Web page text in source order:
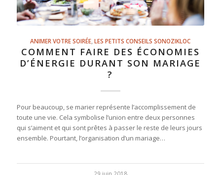
ANIMER VOTRE SOIRÉE ,LES PETITS CONSEILS SONOZIKLOC
COMMENT FAIRE DES ÉCONOMIES
D’ÉNERGIE DURANT SON MARIAGE
?
Pour beaucoup, se marier représente l’accomplissement de
toute une vie. Cela symbolise l’union entre deux personnes
qui s’aiment et qui sont prêtes à passer le reste de leurs jours
ensemble. Pourtant, l’organisation d’un mariage…
29 juin 2018